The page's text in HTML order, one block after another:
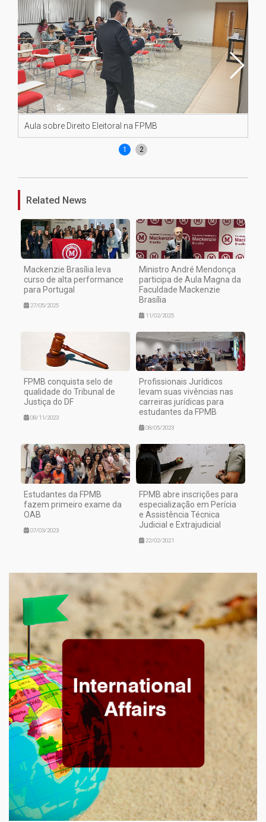
Aula sobre Direito Eleitoral na FPMB
1 2
Related News
Mackenzie Brasília leva
curso de alta performance
para Portugal
27/05/2025
Ministro André Mendonça
participa de Aula Magna da
Faculdade Mackenzie
Brasília
11/02/2025
FPMB conquista selo de
qualidade do Tribunal de
Justiça do DF
08/11/2023
Profissionais Jurídicos
levam suas vivências nas
carreiras jurídicas para
estudantes da FPMB
08/05/2023
Estudantes da FPMB
fazem primeiro exame da
OAB
07/03/2023
FPMB abre inscrições para
especialização em Perícia
e Assistência Técnica
Judicial e Extrajudicial
22/02/2021